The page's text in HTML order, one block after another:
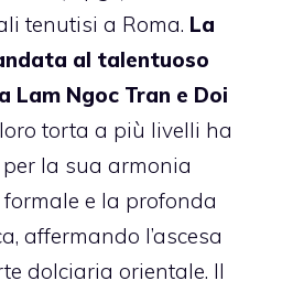
tenutisi a Roma. La
al talentuoso
Lam Ngoc Tran e Doi
torta a più livelli ha
la sua armonia
formale e la profonda
affermando l’ascesa
dolciaria orientale. Il